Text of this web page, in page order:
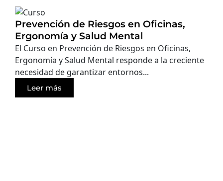
Prevención de Riesgos en Oficinas,
Ergonomía y Salud Mental
El Curso en Prevención de Riesgos en Oficinas,
Ergonomía y Salud Mental responde a la creciente
necesidad de garantizar entornos...
Leer más